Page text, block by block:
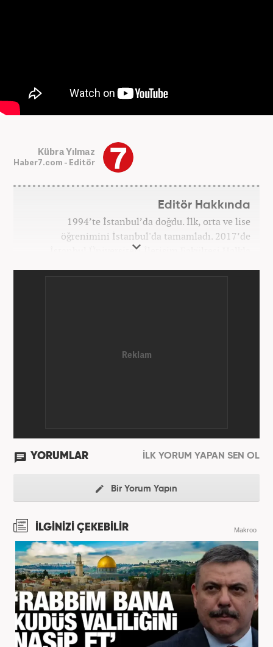
Kübra Yılmaz
Haber7.com - Editör
Editör Hakkında
1994’te İstanbul’da doğdu. İlk, orta ve lise
öğrenimini İstanbul'da tamamladı. 2017’de
İstanbul Üniversitesi İletişim Fakültesi Halkla
YORUMLAR İLK YORUM YAPAN SEN OL
Bir Yorum Yapın
İLGİNİZİ ÇEKEBİLİR Makroo